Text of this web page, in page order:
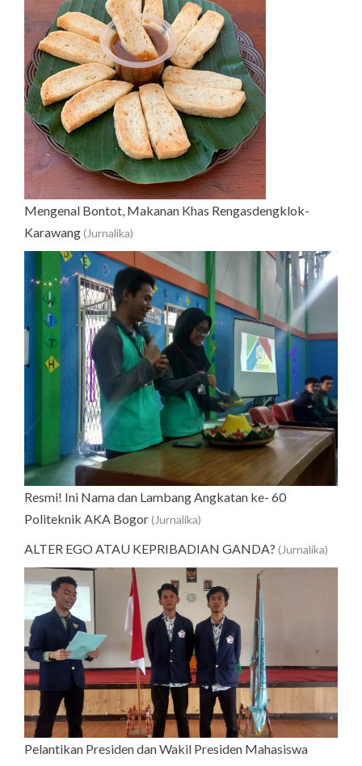
Mengenal Bontot, Makanan Khas Rengasdengklok-
Karawang(Jurnalika)
Resmi! Ini Nama dan Lambang Angkatan ke- 60
Politeknik AKA Bogor(Jurnalika)
ALTER EGO ATAU KEPRIBADIAN GANDA? (Jurnalika)
Pelantikan Presiden dan Wakil Presiden Mahasiswa